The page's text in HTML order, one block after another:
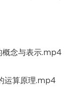
概念与表示.mp4
运算原理.mp4